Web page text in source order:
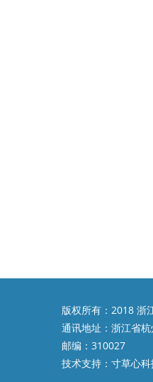
版权所有：2018 浙
通讯地址：浙江省
邮编：310027
技术支持： 寸草心